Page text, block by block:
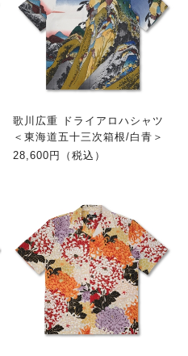
歌川広重 ドライアロハシャツ
＜東海道五十三次箱根/白青＞
28,600円（税込）